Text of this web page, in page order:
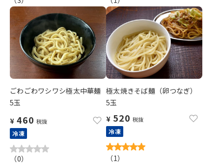
ごわごわワシワシ極太中華麺
5玉
¥ 460 税抜
冷凍
（0）
極太焼きそば麺（卵つなぎ）
5玉
¥ 520 税抜
冷凍
（1）